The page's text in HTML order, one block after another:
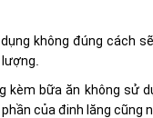
không đúng cách
lượng
kèm bữa ăn không sử
của đinh lăng cũng